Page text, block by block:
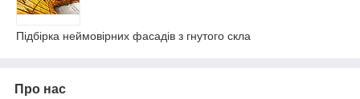
Підбірка неймовірних фасадів з гнутого скла
Про нас